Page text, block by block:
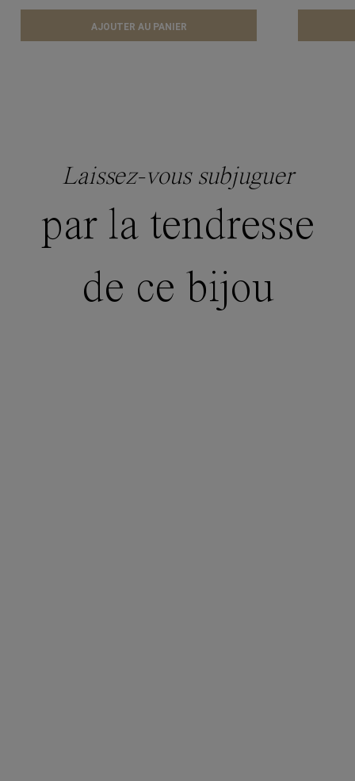
AJOUTER AU PANIER
Laissez-vous subjuguer
par la tendresse
de ce bijou